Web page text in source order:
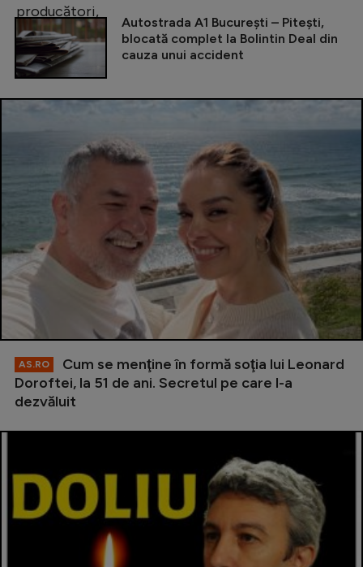
Autostrada A1 București – Pitești,
blocată complet la Bolintin Deal din
cauza unui accident
AS.RO
Cum se menţine în formă soţia lui Leonard
Doroftei, la 51 de ani. Secretul pe care l-a
dezvăluit